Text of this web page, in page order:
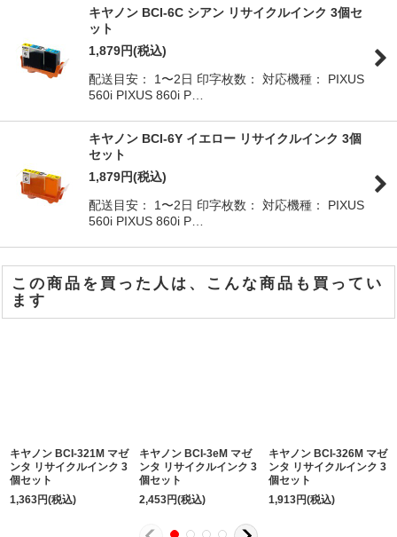
キヤノン BCI-6C シアン リサイクルインク 3個セ
ット
1,879円(税込)
配送目安： 1〜2日 印字枚数： 対応機種： PIXUS
560i PIXUS 860i P…
キヤノン BCI-6Y イエロー リサイクルインク 3個
セット
1,879円(税込)
配送目安： 1〜2日 印字枚数： 対応機種： PIXUS
560i PIXUS 860i P…
この商品を買った人は、こんな商品も買ってい
ます
キヤノン BCI-321M マゼ
ンタ リサイクルインク 3
個セット
1,363円(税込)
キヤノン BCI-3eM マゼ
ンタ リサイクルインク 3
個セット
2,453円(税込)
キヤノン BCI-326M マゼ
ンタ リサイクルインク 3
個セット
1,913円(税込)